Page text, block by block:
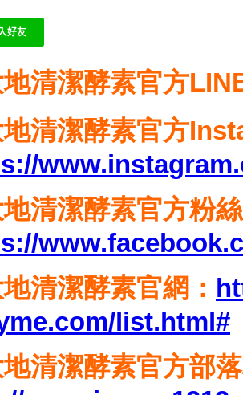
清潔酵素官方
清潔酵素官方
清潔酵素官方粉
清潔酵素官網：
list.html#
清潔酵素官方部